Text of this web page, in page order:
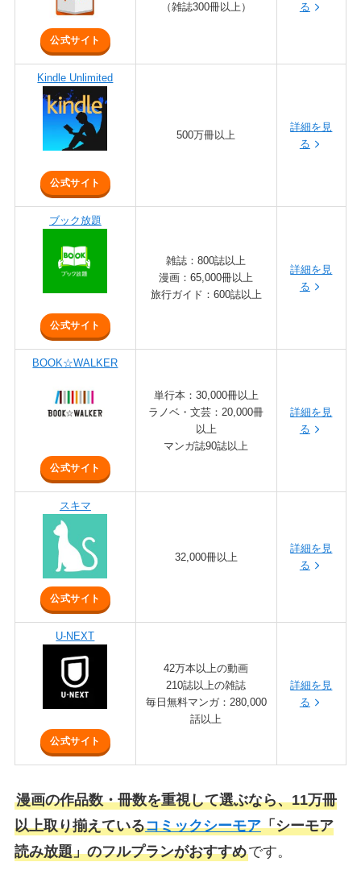
公式サイト
（雑誌300冊以上）
る
Kindle Unlimited
公式サイト
500万冊以上
詳細を見
る
ブック放題
公式サイト
雑誌：800誌以上
漫画：65,000冊以上
旅行ガイド：600誌以上
詳細を見
る
BOOK☆WALKER
公式サイト
単行本：30,000冊以上
ラノベ・文芸：20,000冊
以上
マンガ誌90誌以上
詳細を見
る
スキマ
公式サイト
32,000冊以上
詳細を見
る
U-NEXT
公式サイト
42万本以上の動画
210誌以上の雑誌
毎日無料マンガ：280,000
話以上
詳細を見
る
漫画の作品数・冊数を重視して選ぶなら、11万冊
以上取り揃えているコミックシーモア「シーモア
読み放題」のフルプランがおすすめです。